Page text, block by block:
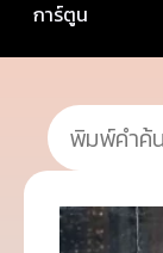
การ์ตูน